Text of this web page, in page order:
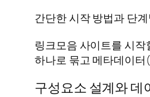
간단한 시작 방법과 단
링크모음 사이트를 시
하나로 묶고 메타데이
구성요소 설계와 데